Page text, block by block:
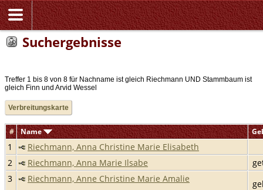
Suchergebnisse
Treffer 1 bis 8 von 8 für Nachname ist gleich Riechmann UND Stammbaum ist
gleich Finn und Arvid Wessel
Verbreitungskarte
# Name
1
Riechmann, Anna Christine Marie Elisabeth
2
Riechmann, Anna Marie Ilsabe
3
Riechmann, Anne Christine Marie Amalie